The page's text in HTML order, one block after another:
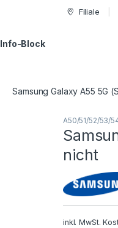
Filiale
Info-Block
Samsung Galaxy A55 5G
A50/51/52/53/
nicht
inkl. MwSt.